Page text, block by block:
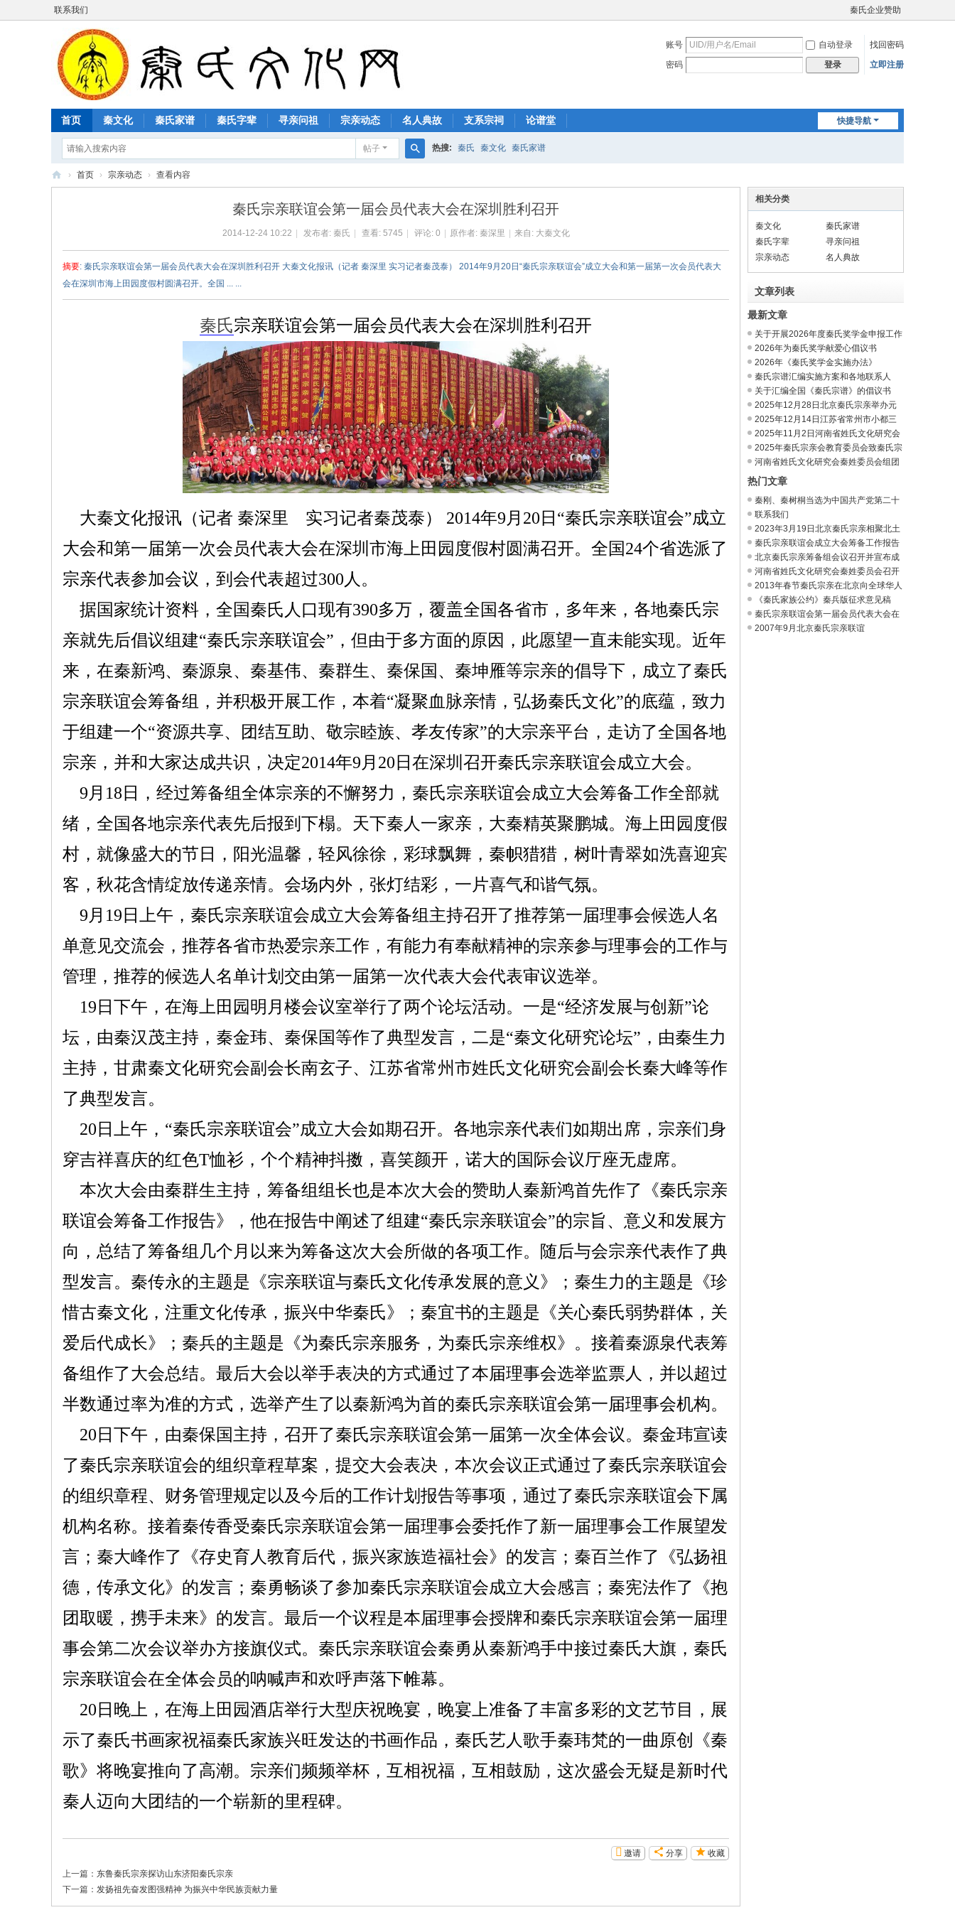
联系我们 秦氏企业赞助
账号 自动登录
找回密码
密码
登录 立即注册
快捷导航
首页 秦文化 秦氏家谱 秦氏字辈 寻亲问祖 宗亲动态 名人典故 支系宗祠 论谱堂
帖子
索
热搜: 秦氏 秦文化 秦氏家谱
› 首页 › 宗亲动态 › 查看内容
秦氏宗亲联谊会第一届会员代表大会在深圳胜利召开
2014-12-24 10:22 发布者: 秦氏 查看: 5745 评论: 0 原作者: 秦深里 来自: 大秦文化
摘要: 秦氏宗亲联谊会第一届会员代表大会在深圳胜利召开 大秦文化报讯（记者 秦深里 实习记者秦茂泰） 2014年9月20日“秦氏宗亲联谊会”成立大会和第一届第一次会员代表大
会在深圳市海上田园度假村圆满召开。全国 ... ...
秦氏宗亲联谊会第一届会员代表大会在深圳胜利召开
大秦文化报讯（记者 秦深里 实习记者秦茂泰） 2014年9月20日“秦氏宗亲联谊会”成立
大会和第一届第一次会员代表大会在深圳市海上田园度假村圆满召开。全国24个省选派了
宗亲代表参加会议，到会代表超过300人。
据国家统计资料，全国秦氏人口现有390多万，覆盖全国各省市，多年来，各地秦氏宗
亲就先后倡议组建“秦氏宗亲联谊会”，但由于多方面的原因，此愿望一直未能实现。近年
来，在秦新鸿、秦源泉、秦基伟、秦群生、秦保国、秦坤雁等宗亲的倡导下，成立了秦氏
宗亲联谊会筹备组，并积极开展工作，本着“凝聚血脉亲情，弘扬秦氏文化”的底蕴，致力
于组建一个“资源共享、团结互助、敬宗睦族、孝友传家”的大宗亲平台，走访了全国各地
宗亲，并和大家达成共识，决定2014年9月20日在深圳召开秦氏宗亲联谊会成立大会。
9月18日，经过筹备组全体宗亲的不懈努力，秦氏宗亲联谊会成立大会筹备工作全部就
绪，全国各地宗亲代表先后报到下榻。天下秦人一家亲，大秦精英聚鹏城。海上田园度假
村，就像盛大的节日，阳光温馨，轻风徐徐，彩球飘舞，秦帜猎猎，树叶青翠如洗喜迎宾
客，秋花含情绽放传递亲情。会场内外，张灯结彩，一片喜气和谐气氛。
9月19日上午，秦氏宗亲联谊会成立大会筹备组主持召开了推荐第一届理事会候选人名
单意见交流会，推荐各省市热爱宗亲工作，有能力有奉献精神的宗亲参与理事会的工作与
管理，推荐的候选人名单计划交由第一届第一次代表大会代表审议选举。
19日下午，在海上田园明月楼会议室举行了两个论坛活动。一是“经济发展与创新”论
坛，由秦汉茂主持，秦金玮、秦保国等作了典型发言，二是“秦文化研究论坛”，由秦生力
主持，甘肃秦文化研究会副会长南玄子、江苏省常州市姓氏文化研究会副会长秦大峰等作
了典型发言。
20日上午，“秦氏宗亲联谊会”成立大会如期召开。各地宗亲代表们如期出席，宗亲们身
穿吉祥喜庆的红色T恤衫，个个精神抖擞，喜笑颜开，诺大的国际会议厅座无虚席。
本次大会由秦群生主持，筹备组组长也是本次大会的赞助人秦新鸿首先作了《秦氏宗亲
联谊会筹备工作报告》，他在报告中阐述了组建“秦氏宗亲联谊会”的宗旨、意义和发展方
向，总结了筹备组几个月以来为筹备这次大会所做的各项工作。随后与会宗亲代表作了典
型发言。秦传永的主题是《宗亲联谊与秦氏文化传承发展的意义》；秦生力的主题是《珍
惜古秦文化，注重文化传承，振兴中华秦氏》；秦宜书的主题是《关心秦氏弱势群体，关
爱后代成长》；秦兵的主题是《为秦氏宗亲服务，为秦氏宗亲维权》。接着秦源泉代表筹
备组作了大会总结。最后大会以举手表决的方式通过了本届理事会选举监票人，并以超过
半数通过率为准的方式，选举产生了以秦新鸿为首的秦氏宗亲联谊会第一届理事会机构。
20日下午，由秦保国主持，召开了秦氏宗亲联谊会第一届第一次全体会议。秦金玮宣读
了秦氏宗亲联谊会的组织章程草案，提交大会表决，本次会议正式通过了秦氏宗亲联谊会
的组织章程、财务管理规定以及今后的工作计划报告等事项，通过了秦氏宗亲联谊会下属
机构名称。接着秦传香受秦氏宗亲联谊会第一届理事会委托作了新一届理事会工作展望发
言；秦大峰作了《存史育人教育后代，振兴家族造福社会》的发言；秦百兰作了《弘扬祖
德，传承文化》的发言；秦勇畅谈了参加秦氏宗亲联谊会成立大会感言；秦宪法作了《抱
团取暖，携手未来》的发言。最后一个议程是本届理事会授牌和秦氏宗亲联谊会第一届理
事会第二次会议举办方接旗仪式。秦氏宗亲联谊会秦勇从秦新鸿手中接过秦氏大旗，秦氏
宗亲联谊会在全体会员的呐喊声和欢呼声落下帷幕。
20日 晚上，在海上田园酒店举行大型庆祝晚宴，晚宴上准备了丰富多彩的文艺节目，展
示了秦氏书画家祝福秦氏家族兴旺发达的书画作品，秦氏艺人歌手秦玮梵的一曲原创《秦
歌》将晚宴推向了高潮。宗亲们频频举杯，互相祝福，互相鼓励，这次盛会无疑是新时代
秦人迈向大团结的一个崭新的里程碑。
收藏
分享
邀请
上一篇： 东鲁秦氏宗亲探访山东济阳秦氏宗亲
下一篇： 发扬祖先奋发图强精神 为振兴中华民族贡献力量
相关分类
秦文化
秦氏家谱
秦氏字辈
寻亲问祖
宗亲动态
名人典故
文章列表
最新文章
关于开展2026年度秦氏奖学金申报工作
的通知
2026年为秦氏奖学献爱心倡议书
2026年《秦氏奖学金实施办法》
秦氏宗谱汇编实施方案和各地联系人
关于汇编全国《秦氏宗谱》的倡议书
2025年12月28日北京秦氏宗亲举办元
旦茶话会
2025年12月14日江苏省常州市小都三
贤堂秦氏
2025年11月2日河南省姓氏文化研究会
秦姓委
2025年秦氏宗亲会教育委员会致秦氏宗
亲的感
河南省姓氏文化研究会秦姓委员会组团
参加“
热门文章
秦刚、秦树桐当选为中国共产党第二十
届中央
联系我们
2023年3月19日北京秦氏宗亲相聚北土
城东路
秦氏宗亲联谊会成立大会筹备工作报告
北京秦氏宗亲筹备组会议召开并宣布成
立河南省姓氏文化研究会秦姓委员会召开
2023年
2013年春节秦氏宗亲在北京向全球华人
拜年节《秦氏家族公约》秦兵版征求意见稿
秦氏宗亲联谊会第一届会员代表大会在
深圳胜
2007年9月北京秦氏宗亲联谊